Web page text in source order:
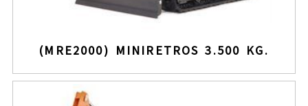
(MRE2000) MINIRETROS 3.500 KG.